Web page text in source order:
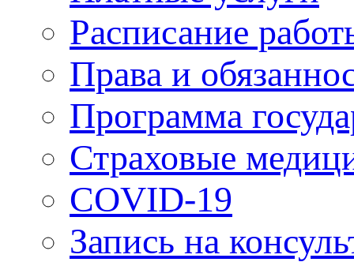
Расписание
Права и
Программа
Страховые
COVID-19
Запись на